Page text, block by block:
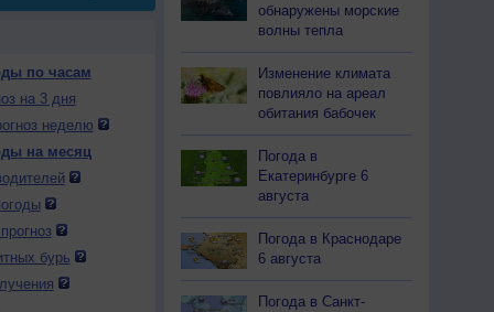
по часам
на 3 дня
неделю
на месяц
бурь
обнаружены морские
волны тепла
Изменение климата
повлияло на ареал
обитания бабочек
Погода в
Екатеринбурге 6
августа
Погода в Краснодаре
6 августа
Погода в Санкт-